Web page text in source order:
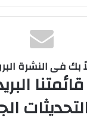
بك فى النشرة